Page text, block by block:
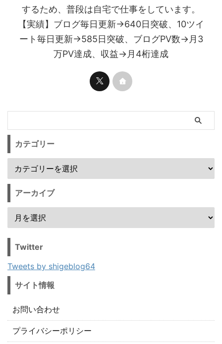
するため、普段は自宅で仕事をしています。
【実績】ブログ毎日更新→640日突破、10ツイ
ート毎日更新→585日突破、ブログPV数→月3
万PV達成、収益→月4桁達成
カテゴリー
アーカイブ
Twitter
Tweets by shigeblog64
サイト情報
お問い合わせ
プライバシーポリシー